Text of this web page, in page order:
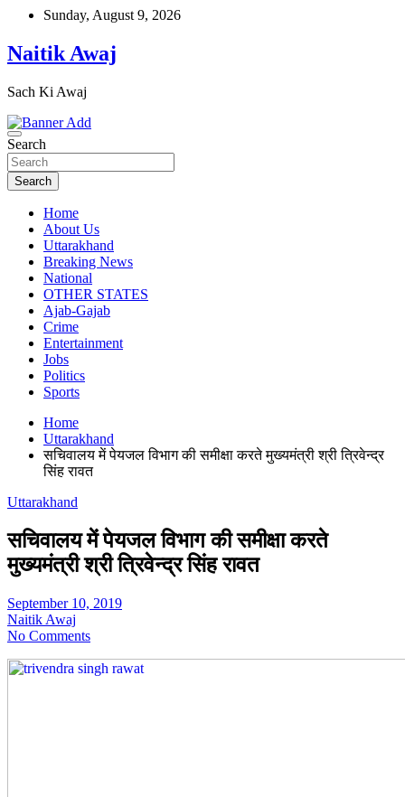
Skip
content
Sunday, August 9, 2026
Naitik Awaj
Sach Ki Awaj
Search
Search
Home
About Us
Uttarakhand
Breaking News
National
OTHER STATES
Ajab-Gajab
Crime
Entertainment
Jobs
Politics
Sports
Home
Uttarakhand
सचिवालय में पेयजल विभाग की समीक्षा करते मुख्यमंत्री श्री त्रिवेन्द्र
सिंह रावत
Uttarakhand
सचिवालय में पेयजल विभाग की समीक्षा करते
मुख्यमंत्री श्री त्रिवेन्द्र सिंह रावत
September 10, 2019
Naitik Awaj
No Comments